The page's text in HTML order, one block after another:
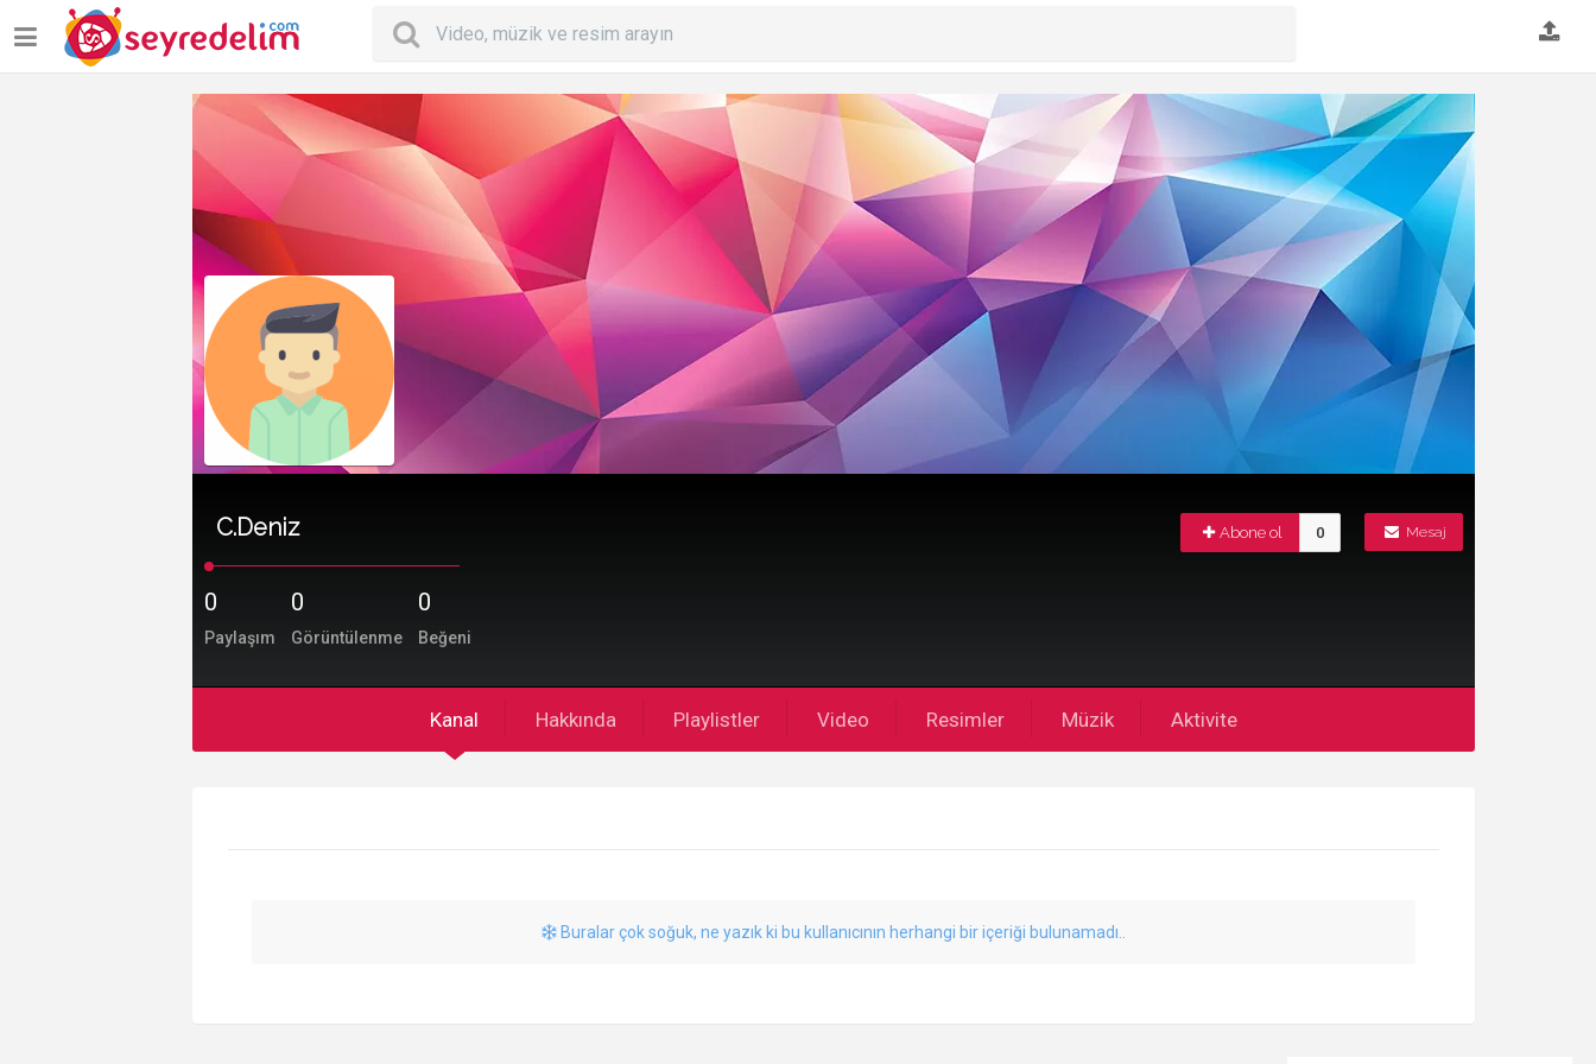
C.Deniz Mesaj
Abone ol 0
0
Paylaşım
0
Görüntülenme
0
Beğeni
Kanal Hakkında Playlistler Video Resimler Müzik Aktivite
Buralar çok soğuk, ne yazık ki bu kullanıcının herhangi bir içeriği bulunamadı..